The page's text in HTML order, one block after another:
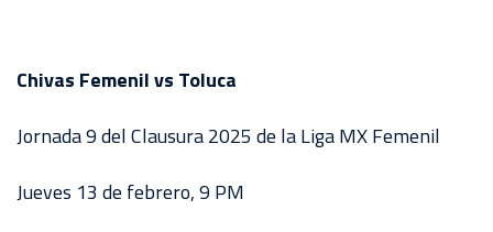
Chivas Femenil vs Toluca
Jornada 9 del Clausura 2025 de la Liga MX Femenil
Jueves 13 de febrero, 9 PM